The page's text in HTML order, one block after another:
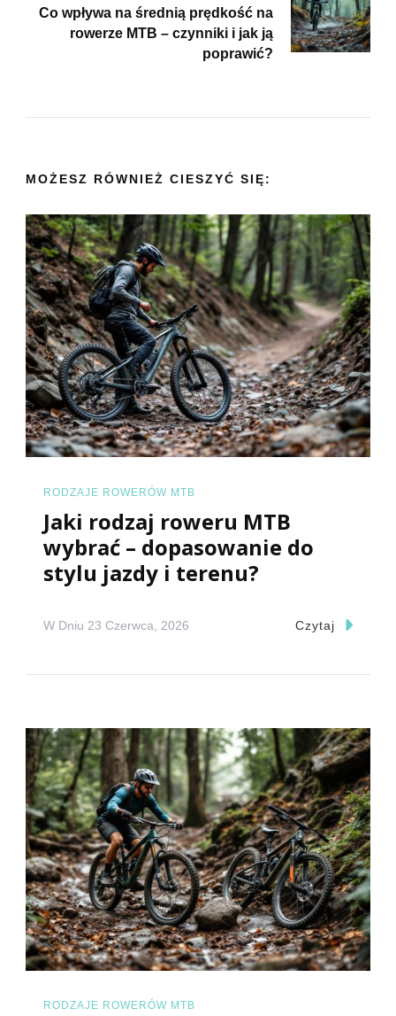
Co wpływa na średnią prędkość na
rowerze MTB – czynniki i jak ją
poprawić?
MOŻESZ RÓWNIEŻ CIESZYĆ SIĘ:
RODZAJE ROWERÓW MTB
Jaki rodzaj roweru MTB
wybrać – dopasowanie do
stylu jazdy i terenu?
W Dniu 23 Czerwca, 2026 Czytaj
RODZAJE ROWERÓW MTB